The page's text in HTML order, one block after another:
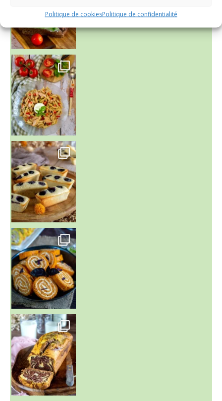
Politique de cookiesPolitique de confidentialité
~ SALADE DE PÂTES AUX DEUX TOMATES THON ET BURRA
~ FINANCIERS MYRTILLES ET CITRON ~
Aujourd'hu